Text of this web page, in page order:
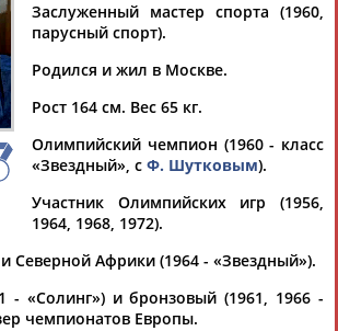
ПИНЕГИН"
найденных уникальных документов
ДОЛЖНЫ БЫТЬ СИЛЬНЫ, СОХРАНЯЯ
конно-спортивный центр ЦСКА; -
Шутков - яхтсмены; наши первые
Заслуженный мастер спорта (1960,
парусный спорт).
Родился и жил в Москве.
Рост 164 см. Вес 65 кг.
Олимпийский чемпион (1960 - класс
«Звездный», с Ф. Шутковым).
Участник Олимпийских игр (1956,
1964, 1968, 1972).
Северной Африки (1964 - «Звездный»).
- «Солинг») и бронзовый (1961, 1966 -
чемпионатов Европы.